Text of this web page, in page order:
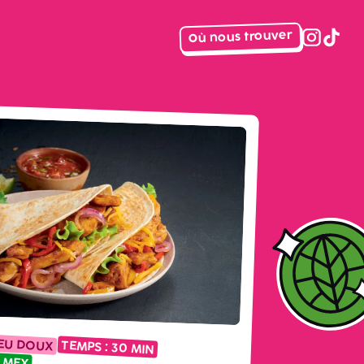
Où nous trouver
DOUX TEMPS :30 MIN